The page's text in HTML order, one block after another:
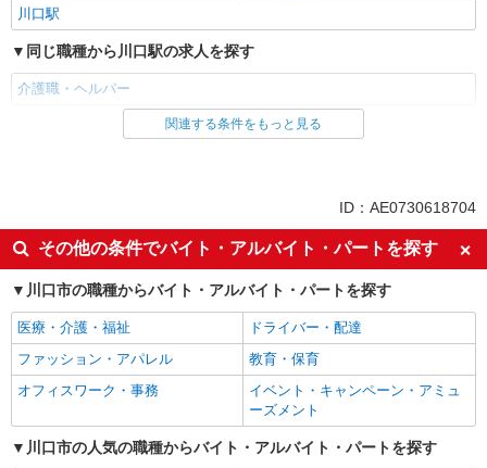
川口駅
同じ職種から川口駅の求人を探す
介護職・ヘルパー
同じ雇用形態から川口駅の求人を探す
入社日応相談
未経験歓迎
経験者・有資格者歓迎
新卒・第二新卒歓迎
女性活躍中
主婦・主夫歓迎
フリーター歓迎
学歴不問
ブランクOK
ミドル（40代～）活躍中
エルダー（50代～）活躍中
シニア（60代～）活躍中
高収入・高額
ボーナス・賞与あり
昇給あり
完全週休2日制
関連する条件をもっと見る
ID：AE0730618704
その他の条件でバイト・アルバイト・パートを探す
川口市の職種からバイト・アルバイト・パートを探す
医療・介護・福祉
ドライバー・配達
ファッション・アパレル
教育・保育
オフィスワーク・事務
イベント・キャンペーン・アミュ
ーズメント
川口市の人気の職種からバイト・アルバイト・パートを探す